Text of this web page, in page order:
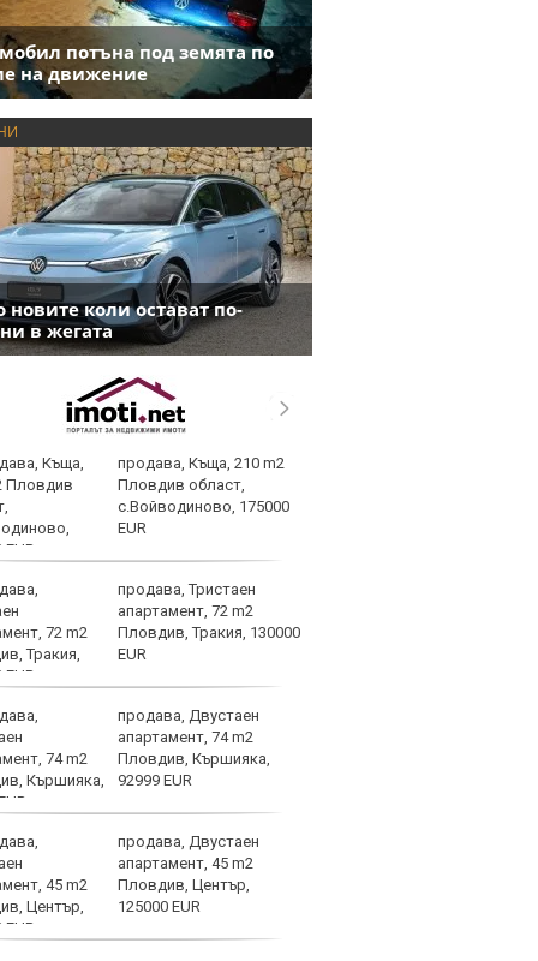
потъна под земята по
на движение
новите коли остават по-
в жегата
продава, Къща, 210 m2
Пловдив област,
с.Войводиново, 175000
EUR
продава, Тристаен
апартамент, 72 m2
Пловдив, Тракия, 130000
EUR
продава, Двустаен
апартамент, 74 m2
Пловдив, Кършияка,
92999 EUR
продава, Двустаен
апартамент, 45 m2
Пловдив, Център,
125000 EUR